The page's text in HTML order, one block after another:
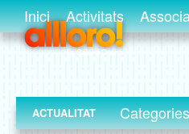
Inici Activitats
ACTUALITAT